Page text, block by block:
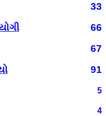
33
66
67
91
5
4